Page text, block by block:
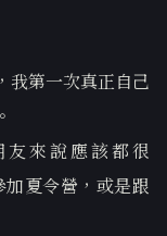
我第一次真正自己
來說應該都很
夏令營，或是跟